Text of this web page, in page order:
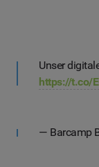
Unser
https://t.co/
— Barcamp